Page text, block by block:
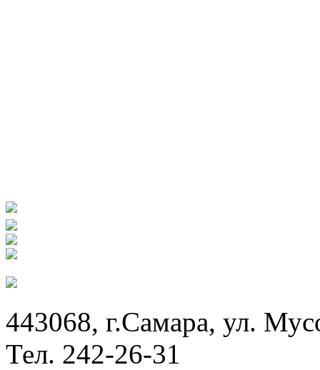
443068, г.Самара, ул.
Тел. 242-26-31